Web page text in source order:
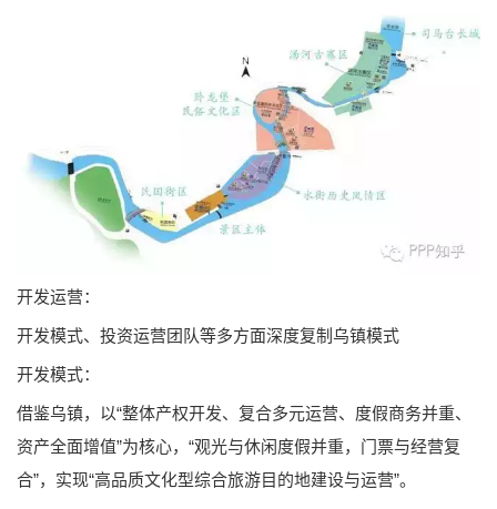
开发运营：
开发模式、投资运营团队等多方面深度复制乌镇模式
开发模式：
借鉴乌镇，以“整体产权开发、复合多元运营、度假商务并重、
资产全面增值”为核心，“观光与休闲度假并重，门票与经营复
合”，实现“高品质文化型综合旅游目的地建设与运营”。